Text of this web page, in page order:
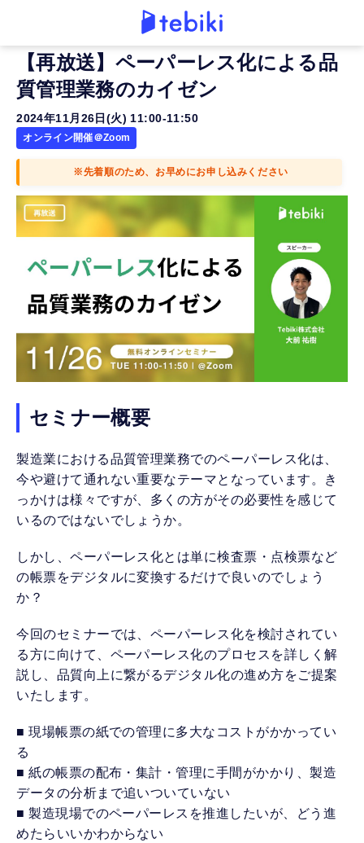
【再放送】ペーパーレス化による品
質管理業務のカイゼン
2024年11月26日(火) 11:00-11:50
オンライン開催＠Zoom
※先着順のため、お早めにお申し込みください
セミナー概要
製造業における品質管理業務でのペーパーレス化は、
今や避けて通れない重要なテーマとなっています。き
っかけは様々ですが、多くの方がその必要性を感じて
いるのではないでしょうか。
しかし、ペーパーレス化とは単に検査票・点検票など
の帳票をデジタルに変換するだけで良いのでしょう
か？
今回のセミナーでは、ペーパーレス化を検討されてい
る方に向けて、ペーパーレス化のプロセスを詳しく解
説し、品質向上に繋がるデジタル化の進め方をご提案
いたします。
■ 現場帳票の紙での管理に多大なコストがかかってい
る
■ 紙の帳票の配布・集計・管理に手間がかかり、製造
データの分析まで追いついていない
■ 製造現場でのペーパーレスを推進したいが、どう進
めたらいいかわからない